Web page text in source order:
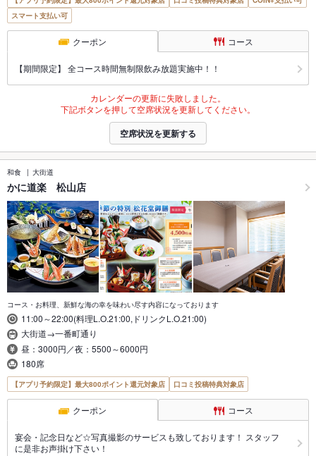
スマート支払い可
クーポン コース
【期間限定】 全コース時間無制限飲み放題実施中！！
カレンダーの更新に失敗しました。
下記ボタンを押して空席状況を更新してください。
空席状況を更新する
和食 大街道
かに道楽 松山店
コース・お料理、新鮮な海の幸を味わい尽す内容になっております
11:00～22:00(料理L.O.21:00,ドリンクL.O.21:00)
大街道→一番町通り
昼：3000円／夜：5500～6000円
180席
【アプリ予約限定】最大800ポイント還元対象店 口コミ投稿特典対象店
クーポン コース
宴会・記念日など☆写真撮影のサービスも致しております！ スタッフ
に是非お声掛け下さい！